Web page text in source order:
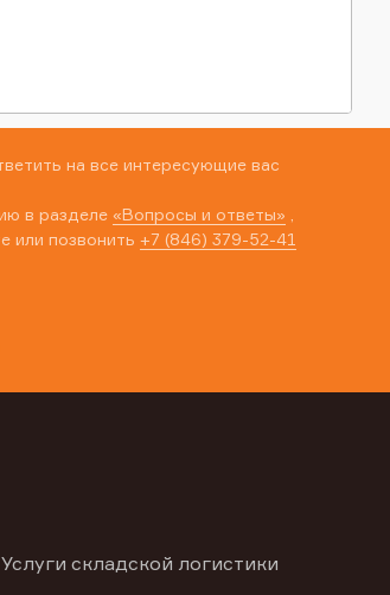
на все интересующие вас
в разделе «Вопросы и ответы»
или позвонить +7 (846) 379-52-41
Услуги складской логистики